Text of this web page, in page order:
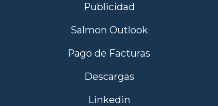
Publicidad
Salmon Outlook
Pago de Facturas
Descargas
Linkedin